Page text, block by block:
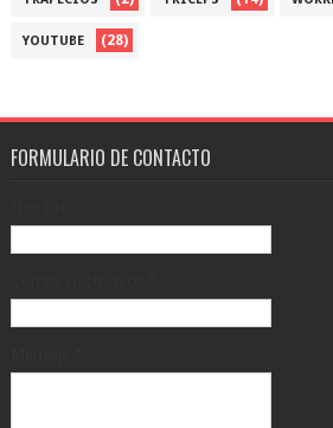
YOUTUBE (28)
FORMULARIO DE CONTACTO